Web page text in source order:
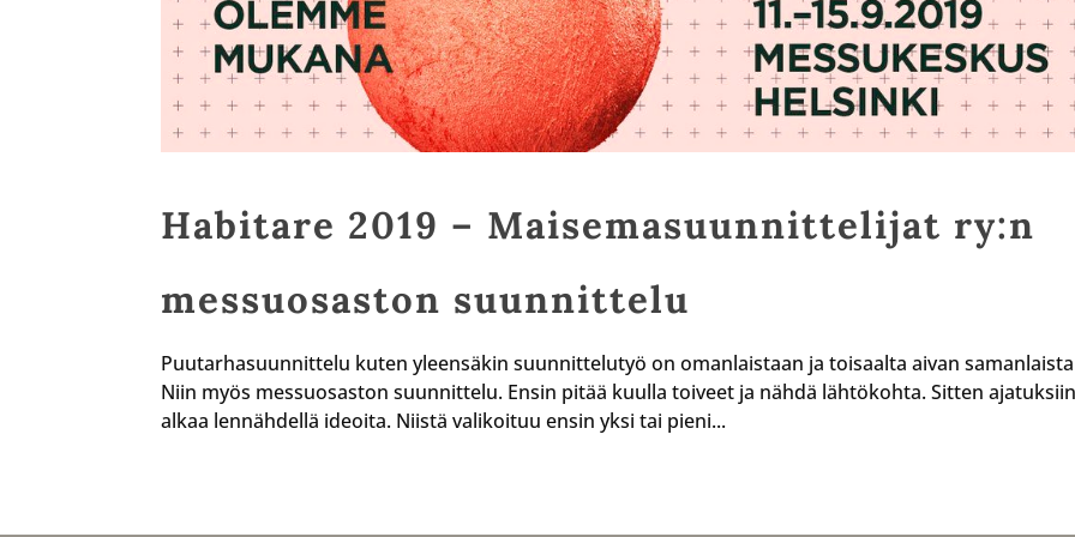
Habitare 2019 – Maisemasuunnittelijat ry:n
messuosaston suunnittelu
Puutarhasuunnittelu kuten yleensäkin suunnittelutyö on omanlaistaan ja toisaalta aivan
Niin myös messuosaston suunnittelu. Ensin pitää kuulla toiveet ja nähdä lähtökohta. Sitten
alkaa lennähdellä ideoita. Niistä valikoituu ensin yksi tai pieni...